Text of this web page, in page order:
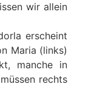
wir allein
erscheint
Maria (links)
manche in
rechts